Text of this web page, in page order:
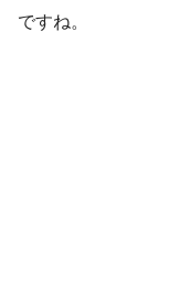
ですね。